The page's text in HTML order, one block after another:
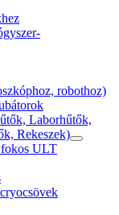
robothoz)
Laborhűtők,
Rekeszek)
ULT